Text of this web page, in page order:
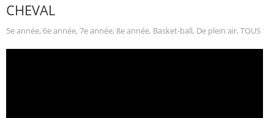
CHEVAL
5e année, 6e année, 7e année, 8e année, Basket-ball, De plein air, TOUS